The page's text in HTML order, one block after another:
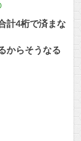
計4桁で済まな
からそうなる